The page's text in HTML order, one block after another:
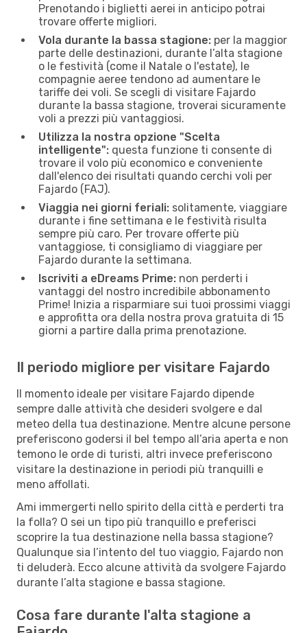
Prenotando i biglietti aerei in anticipo potrai
trovare offerte migliori.
Vola durante la bassa stagione: per la maggior
parte delle destinazioni, durante l’alta stagione
o le festività (come il Natale o l'estate), le
compagnie aeree tendono ad aumentare le
tariffe dei voli. Se scegli di visitare Fajardo
durante la bassa stagione, troverai sicuramente
voli a prezzi più vantaggiosi.
Utilizza la nostra opzione "Scelta
intelligente": questa funzione ti consente di
trovare il volo più economico e conveniente
dall'elenco dei risultati quando cerchi voli per
Fajardo (FAJ).
Viaggia nei giorni feriali: solitamente, viaggiare
durante i fine settimana e le festività risulta
sempre più caro. Per trovare offerte più
vantaggiose, ti consigliamo di viaggiare per
Fajardo durante la settimana.
Iscriviti a eDreams Prime: non perderti i
vantaggi del nostro incredibile abbonamento
Prime! Inizia a risparmiare sui tuoi prossimi viaggi
e approfitta ora della nostra prova gratuita di 15
giorni a partire dalla prima prenotazione.
Il periodo migliore per visitare Fajardo
Il momento ideale per visitare Fajardo dipende
sempre dalle attività che desideri svolgere e dal
meteo della tua destinazione. Mentre alcune persone
preferiscono godersi il bel tempo all’aria aperta e non
temono le orde di turisti, altri invece preferiscono
visitare la destinazione in periodi più tranquilli e
meno affollati.
Ami immergerti nello spirito della città e perderti tra
la folla? O sei un tipo più tranquillo e preferisci
scoprire la tua destinazione nella bassa stagione?
Qualunque sia l’intento del tuo viaggio, Fajardo non
ti deluderà. Ecco alcune attività da svolgere Fajardo
durante l’alta stagione e bassa stagione.
Cosa fare durante l'alta stagione a